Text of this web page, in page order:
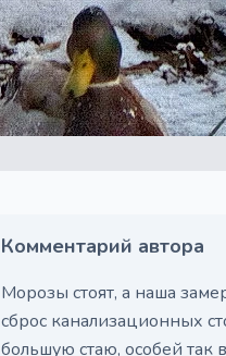
Комментарий автора
Морозы стоят, а наша
сброс канализационных
большую стаю, особей так